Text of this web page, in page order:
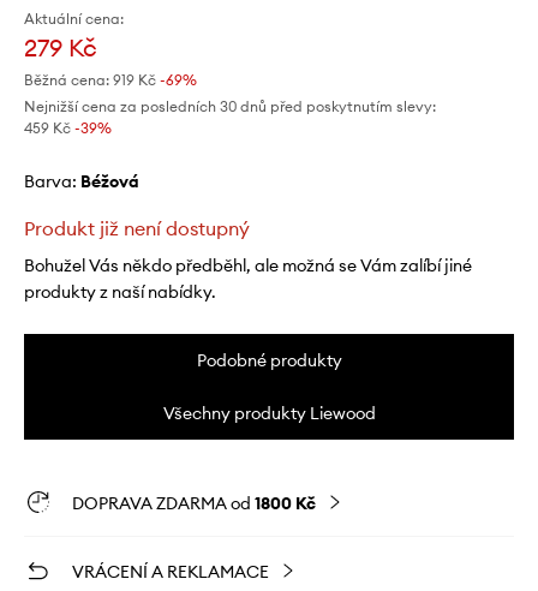
Aktuální cena:
279 Kč
Běžná cena: 919 Kč -69%
Nejnižší cena za posledních 30 dnů před poskytnutím slevy:
459 Kč -39%
Barva: béžová
Produkt již není dostupný
Bohužel Vás někdo předběhl, ale možná se Vám zalíbí jiné
produkty z naší nabídky.
Podobné produkty
Všechny produkty Liewood
DOPRAVA ZDARMA od 1800 Kč
VRÁCENÍ A REKLAMACE